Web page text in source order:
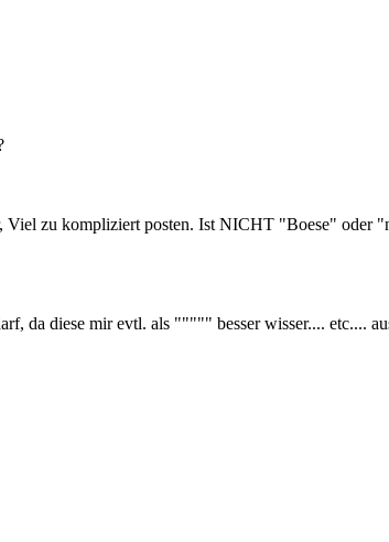
Viel zu kompliziert posten. Ist NICHT "Boese" oder
da diese mir evtl. als """"" besser wisser.... etc....